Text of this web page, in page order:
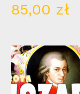
85,00 zł
13
wrz